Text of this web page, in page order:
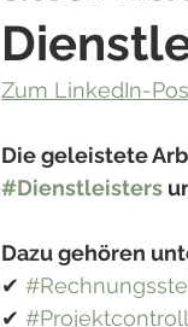
Zum LinkedIn-
Die geleistete
#Dienstleisters
Dazu gehören
✔
✔